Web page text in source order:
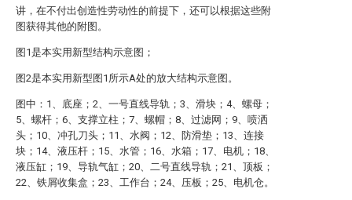
讲，在不付出创造性劳动性的前提下，还可以根据这些附
图获得其他的附图。
图1是本实用新型结构示意图；
图2是本实用新型图1所示A处的放大结构示意图。
图中：1、底座；2、一号直线导轨；3、滑块；4、螺母；
5、螺杆；6、支撑立柱；7、螺帽；8、过滤网；9、喷洒
头；10、冲孔刀头；11、水阀；12、防滑垫；13、连接
块；14、液压杆；15、水管；16、水箱；17、电机；18、
液压缸；19、导轨气缸；20、二号直线导轨；21、顶板；
22、铁屑收集盒；23、工作台；24、压板；25、电机仓。